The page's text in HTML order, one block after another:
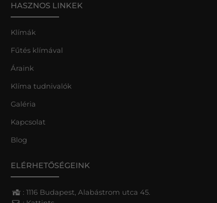
HASZNOS LINKEK
Klímák
Fűtés klímával
Áraink
Klíma tudnivalók
Galéria
Kapcsolat
Blog
ELÉRHETŐSÉGEINK
: 1116 Budapest, Alabástrom utca 45.